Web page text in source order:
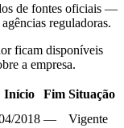
de fontes oficiais —
reguladoras.
ficam disponíveis
a empresa.
Início Fim Situação
2018 — Vigente